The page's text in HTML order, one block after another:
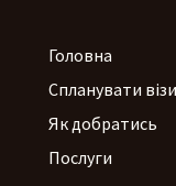
Головна
Спланувати
Як добратись
Послуги